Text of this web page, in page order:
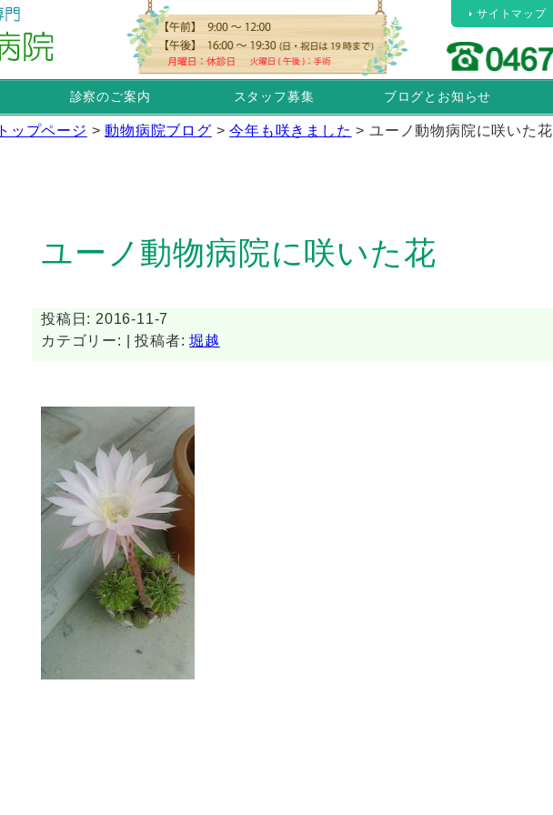
サイトマップ
診察のご案内 スタッフ募集 ブログとお知らせ
トップページ >動物病院ブログ >今年も咲きました >ユーノ動物病院に咲いた花
ユーノ動物病院に咲いた花
投稿日: 2016-11-7
カテゴリー: | 投稿者:堀越